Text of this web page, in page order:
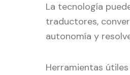
La tecnología
traductores,
autonomía y
Herramientas